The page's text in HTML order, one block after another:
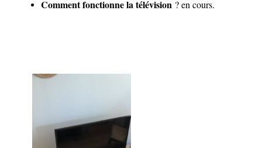
Comment fonctionne la télévision ? en cours.